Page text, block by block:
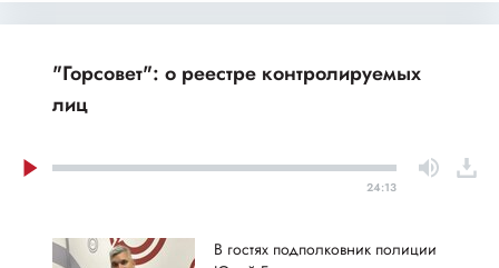
"Горсовет": о реестре контролируемых
лиц
24:13
В гостях подполковник полиции